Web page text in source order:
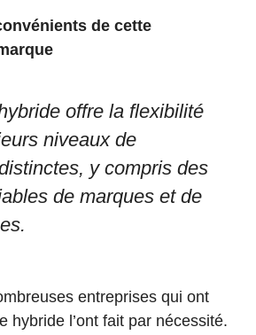
de cette
offre la flexibilité
niveaux de
y compris des
de marques et de
entreprises qui ont
hybride l’ont fait par nécessité.